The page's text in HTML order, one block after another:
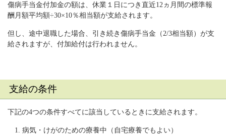
傷病手当金付加金の額は、休業１日につき直近12ヵ月間の標準報
酬月額平均額÷30×10％相当額が支給されます。
但し、途中退職した場合、引き続き傷病手当金（2/3相当額）が支
給されますが、付加給付は行われません。
支給の条件
下記の4つの条件すべてに該当しているときに支給されます。
病気・けがのための療養中（自宅療養でもよい）